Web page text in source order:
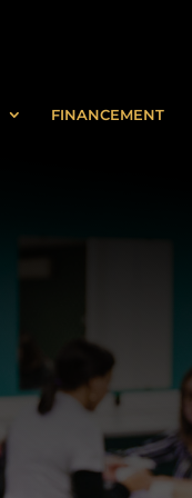
FINANCEMENT